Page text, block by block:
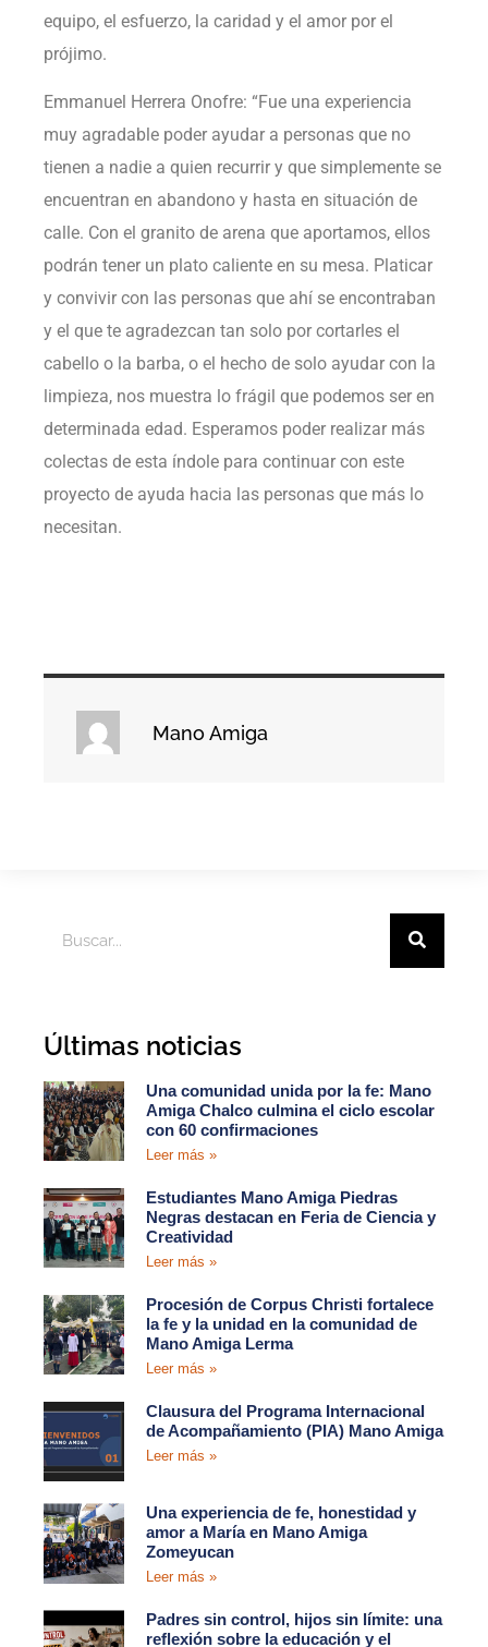
equipo, el esfuerzo, la caridad y el amor por el
prójimo.
Emmanuel Herrera Onofre: “Fue una experiencia
muy agradable poder ayudar a personas que no
tienen a nadie a quien recurrir y que simplemente se
encuentran en abandono y hasta en situación de
calle. Con el granito de arena que aportamos, ellos
podrán tener un plato caliente en su mesa. Platicar
y convivir con las personas que ahí se encontraban
y el que te agradezcan tan solo por cortarles el
cabello o la barba, o el hecho de solo ayudar con la
limpieza, nos muestra lo frágil que podemos ser en
determinada edad. Esperamos poder realizar más
colectas de esta índole para continuar con este
proyecto de ayuda hacia las personas que más lo
necesitan.
Mano Amiga
Últimas noticias
Una comunidad unida por la fe: Mano
Amiga Chalco culmina el ciclo escolar
con 60 confirmaciones
Leer más »
Estudiantes Mano Amiga Piedras
Negras destacan en Feria de Ciencia y
Creatividad
Leer más »
Procesión de Corpus Christi fortalece
la fe y la unidad en la comunidad de
Mano Amiga Lerma
Leer más »
Clausura del Programa Internacional
de Acompañamiento (PIA) Mano Amiga
Leer más »
Una experiencia de fe, honestidad y
amor a María en Mano Amiga
Zomeyucan
Leer más »
Padres sin control, hijos sin límite: una
reflexión sobre la educación y el